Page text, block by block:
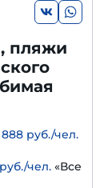
пляжи
888 руб./чел.
чел. «Все